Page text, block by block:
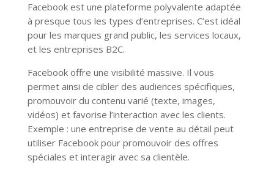
Facebook est une plateforme polyvalente adaptée
à presque tous les types d’entreprises. C’est idéal
pour les marques grand public, les services locaux,
et les entreprises B2C.
Facebook offre une visibilité massive. Il vous
permet ainsi de cibler des audiences spécifiques,
promouvoir du contenu varié (texte, images,
vidéos) et favorise l’interaction avec les clients.
Exemple : une entreprise de vente au détail peut
utiliser Facebook pour promouvoir des offres
spéciales et interagir avec sa clientèle.